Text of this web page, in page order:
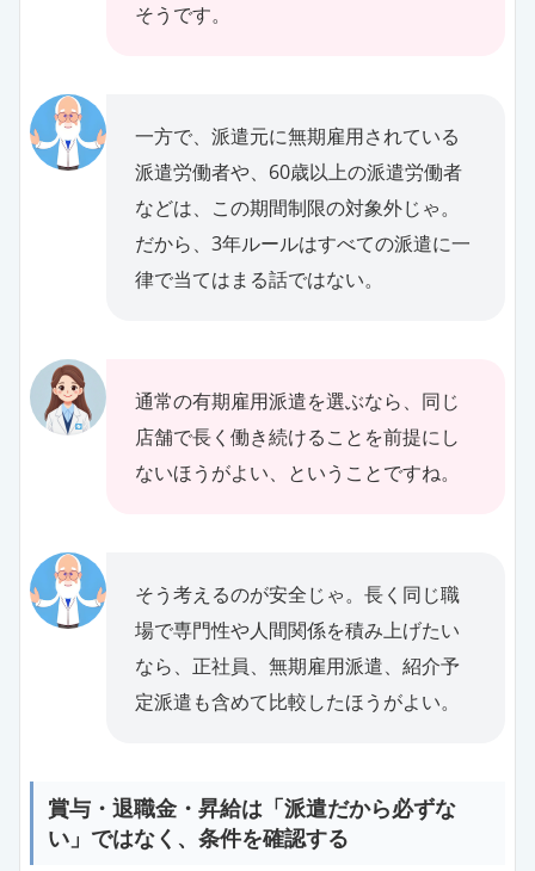
そうです。
一方で、派遣元に無期雇用されている
派遣労働者や、60歳以上の派遣労働者
などは、この期間制限の対象外じゃ。
だから、3年ルールはすべての派遣に一
律で当てはまる話ではない。
通常の有期雇用派遣を選ぶなら、同じ
店舗で長く働き続けることを前提にし
ないほうがよい、ということですね。
そう考えるのが安全じゃ。長く同じ職
場で専門性や人間関係を積み上げたい
なら、正社員、無期雇用派遣、紹介予
定派遣も含めて比較したほうがよい。
賞与・退職金・昇給は「派遣だから必ずな
い」ではなく、条件を確認する